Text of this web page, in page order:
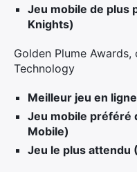
Jeu mobile de plus
Knights)
Golden Plume Awards,
Technology
Meilleur jeu en
Jeu mobile préféré
Mobile)
Jeu le plus attendu